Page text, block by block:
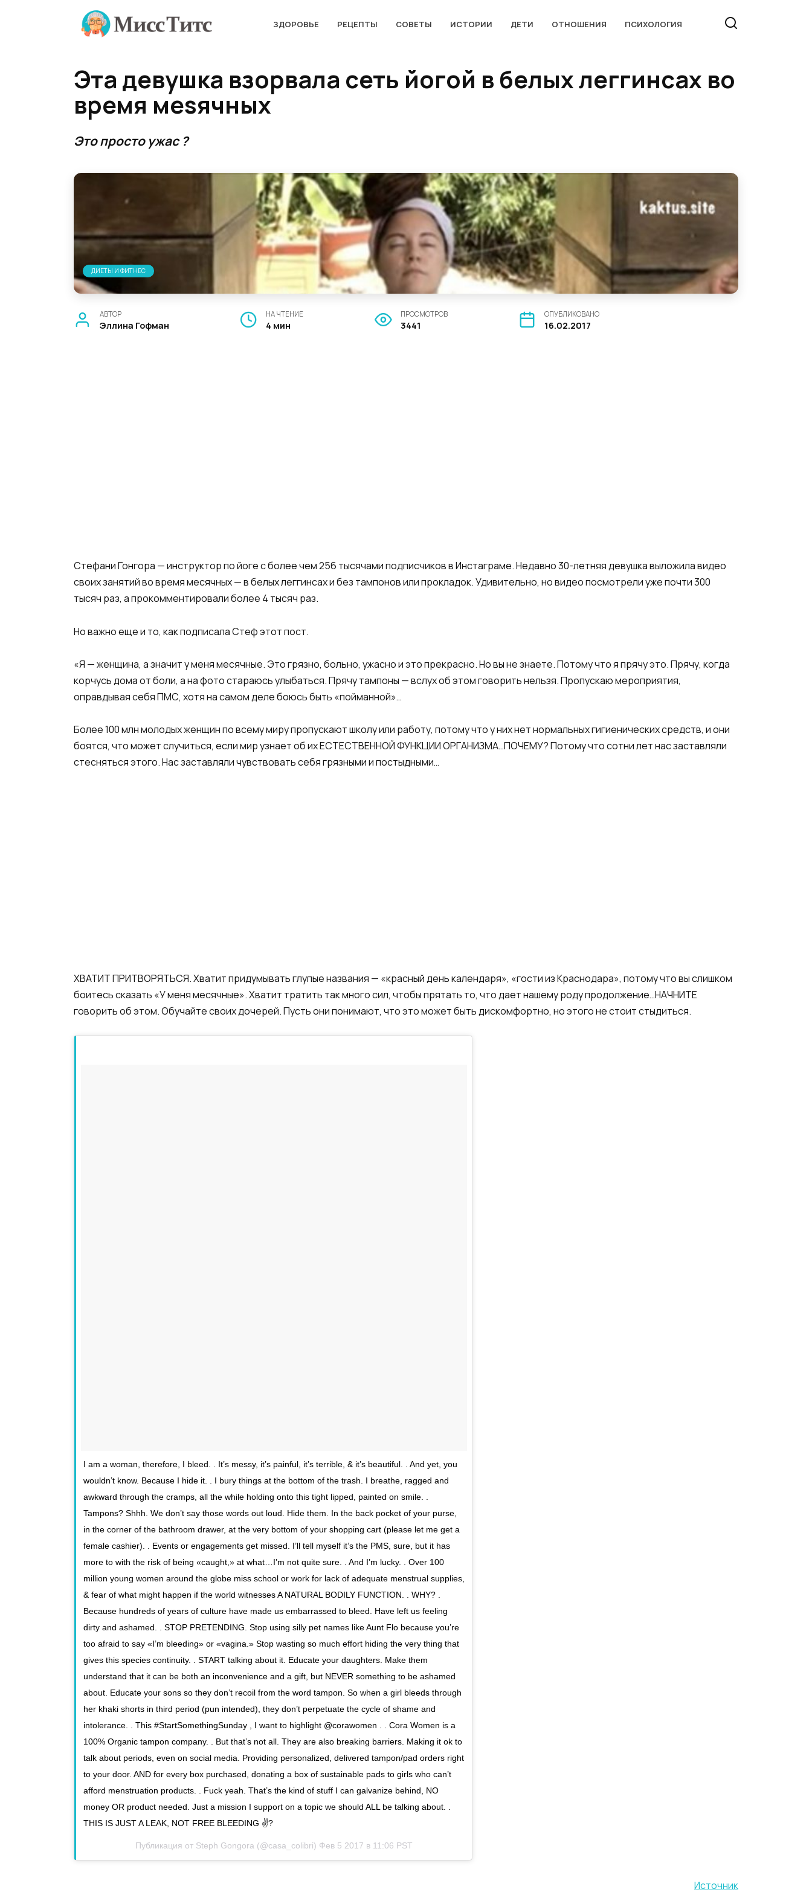
ЗДОРОВЬЕ РЕЦЕПТЫ СОВЕТЫ ИСТОРИИ ДЕТИ ОТНОШЕНИЯ ПСИХОЛОГИЯ
Эта девушка взорвала сеть йогой в белых леггинсах во
время меsячных
Это просто ужас ?
ДИЕТЫ И ФИТНЕС
АВТОР
Эллина Гофман
НА ЧТЕНИЕ
4 мин
ПРОСМОТРОВ
3441
ОПУБЛИКОВАНО
16.02.2017
Стефани Гонгора — инструктор по йоге с более чем 256 тысячами подписчиков в Инстаграме. Недавно 30-летняя девушка выложила видео
своих занятий во время месячных — в белых леггинсах и без тампонов или прокладок. Удивительно, но видео посмотрели уже почти 300
тысяч раз, а прокомментировали более 4 тысяч раз.
Но важно еще и то, как подписала Стеф этот пост.
«Я — женщина, а значит у меня месячные. Это грязно, больно, ужасно и это прекрасно. Но вы не знаете. Потому что я прячу это. Прячу, когда
корчусь дома от боли, а на фото стараюсь улыбаться. Прячу тампоны — вслух об этом говорить нельзя. Пропускаю мероприятия,
оправдывая себя ПМС, хотя на самом деле боюсь быть «пойманной»…
Более 100 млн молодых женщин по всему миру пропускают школу или работу, потому что у них нет нормальных гигиенических средств, и они
боятся, что может случиться, если мир узнает об их ЕСТЕСТВЕННОЙ ФУНКЦИИ ОРГАНИЗМА…ПОЧЕМУ? Потому что сотни лет нас заставляли
стесняться этого. Нас заставляли чувствовать себя грязными и постыдными…
ХВАТИТ ПРИТВОРЯТЬСЯ. Хватит придумывать глупые названия — «красный день календаря», «гости из Краснодара», потому что вы слишком
боитесь сказать «У меня месячные». Хватит тратить так много сил, чтобы прятать то, что дает нашему роду продолжение…НАЧНИТЕ
говорить об этом. Обучайте своих дочерей. Пусть они понимают, что это может быть дискомфортно, но этого не стоит стыдиться.
I am a woman, therefore, I bleed. . It’s messy, it’s painful, it’s terrible, & it’s beautiful. . And yet, you
wouldn’t know. Because I hide it. . I bury things at the bottom of the trash. I breathe, ragged and
awkward through the cramps, all the while holding onto this tight lipped, painted on smile. .
Tampons? Shhh. We don’t say those words out loud. Hide them. In the back pocket of your purse,
in the corner of the bathroom drawer, at the very bottom of your shopping cart (please let me get a
female cashier). . Events or engagements get missed. I’ll tell myself it’s the PMS, sure, but it has
more to with the risk of being «caught,» at what…I’m not quite sure. . And I’m lucky. . Over 100
million young women around the globe miss school or work for lack of adequate menstrual supplies,
& fear of what might happen if the world witnesses A NATURAL BODILY FUNCTION. . WHY? .
Because hundreds of years of culture have made us embarrassed to bleed. Have left us feeling
dirty and ashamed. . STOP PRETENDING. Stop using silly pet names like Aunt Flo because you’re
too afraid to say «I’m bleeding» or «vagina.» Stop wasting so much effort hiding the very thing that
gives this species continuity. . START talking about it. Educate your daughters. Make them
understand that it can be both an inconvenience and a gift, but NEVER something to be ashamed
about. Educate your sons so they don’t recoil from the word tampon. So when a girl bleeds through
her khaki shorts in third period (pun intended), they don’t perpetuate the cycle of shame and
intolerance. . This #StartSomethingSunday , I want to highlight @corawomen . . Cora Women is a
100% Organic tampon company. . But that’s not all. They are also breaking barriers. Making it ok to
talk about periods, even on social media. Providing personalized, delivered tampon/pad orders right
to your door. AND for every box purchased, donating a box of sustainable pads to girls who can’t
afford menstruation products. . Fuck yeah. That’s the kind of stuff I can galvanize behind, NO
money OR product needed. Just a mission I support on a topic we should ALL be talking about. .
THIS IS JUST A LEAK, NOT FREE BLEEDING ✌?
Публикация от Steph Gongora (@casa_colibri) Фев 5 2017 в 11:06 PST
Источник